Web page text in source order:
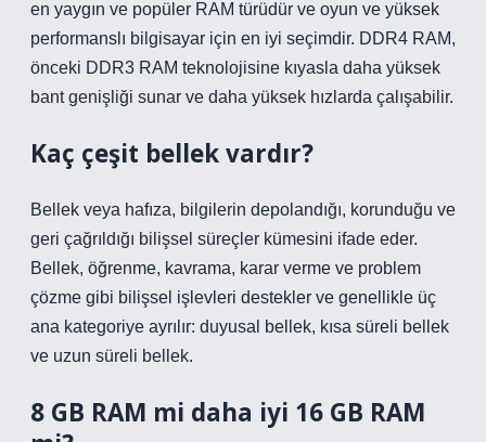
en yaygın ve popüler RAM türüdür ve oyun ve yüksek
performanslı bilgisayar için en iyi seçimdir. DDR4 RAM,
önceki DDR3 RAM teknolojisine kıyasla daha yüksek
bant genişliği sunar ve daha yüksek hızlarda çalışabilir.
Kaç çeşit bellek vardır?
Bellek veya hafıza, bilgilerin depolandığı, korunduğu ve
geri çağrıldığı bilişsel süreçler kümesini ifade eder.
Bellek, öğrenme, kavrama, karar verme ve problem
çözme gibi bilişsel işlevleri destekler ve genellikle üç
ana kategoriye ayrılır: duyusal bellek, kısa süreli bellek
ve uzun süreli bellek.
8 GB RAM mi daha iyi 16 GB RAM